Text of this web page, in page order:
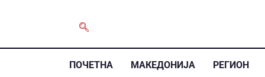
ПОЧЕТНА МАКЕДОНИЈА РЕГИОН